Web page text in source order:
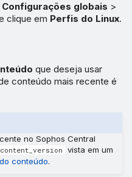
Configurações globais >
clique em Perfis do Linux.
que deseja usar
conteúdo mais recente é
no Sophos Central
vista em um
conteúdo.